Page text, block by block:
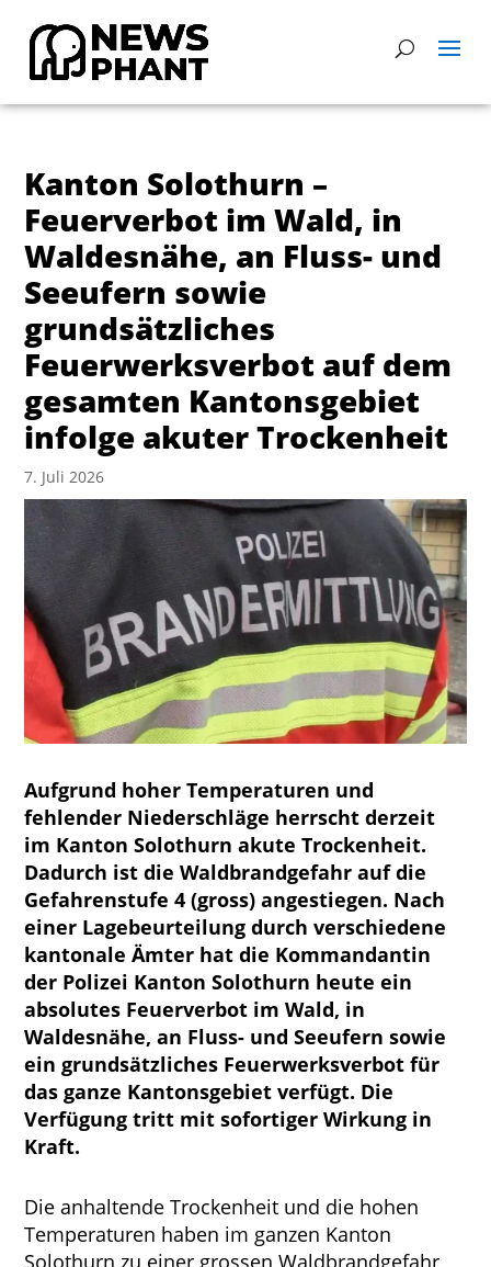
Kanton Solothurn –
Feuerverbot im Wald, in
Waldesnähe, an Fluss- und
Seeufern sowie
grundsätzliches
Feuerwerksverbot auf dem
gesamten Kantonsgebiet
infolge akuter Trockenheit
7. Juli 2026
Aufgrund hoher Temperaturen und
fehlender Niederschläge herrscht derzeit
im Kanton Solothurn akute Trockenheit.
Dadurch ist die Waldbrandgefahr auf die
Gefahrenstufe 4 (gross) angestiegen. Nach
einer Lagebeurteilung durch verschiedene
kantonale Ämter hat die Kommandantin
der Polizei Kanton Solothurn heute ein
absolutes Feuerverbot im Wald, in
Waldesnähe, an Fluss- und Seeufern sowie
ein grundsätzliches Feuerwerksverbot für
das ganze Kantonsgebiet verfügt. Die
Verfügung tritt mit sofortiger Wirkung in
Kraft.
Die anhaltende Trockenheit und die hohen
Temperaturen haben im ganzen Kanton